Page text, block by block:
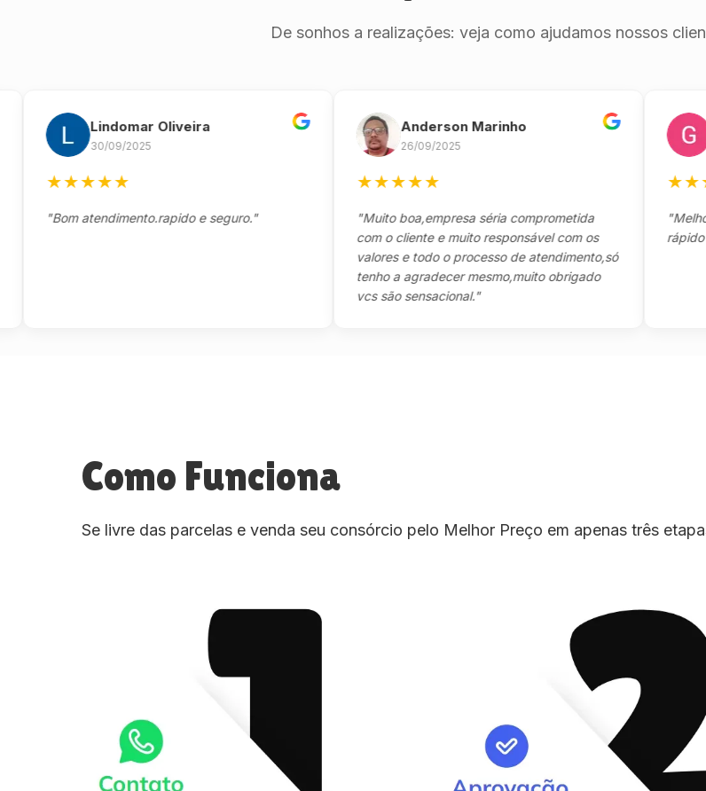
De sonhos a realizações: veja como ajudamos nossos
Lindomar Oliveira
30/09/2025
★★★
"Bom atendimento.rapido e seguro."
Anderson Marinho
26/09/2025
★★★
"Muito boa,empresa séria comprometida
com o cliente e muito responsável com os
valores e todo o processo de atendimento,só
tenho a agradecer mesmo,muito obrigado
vcs são sensacional."
25/
★★
"Melhor
rápido"
Como Funciona
Se livre das parcelas e venda seu consórcio pelo Melhor Preço em apenas três